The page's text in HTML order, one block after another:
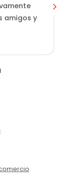
amigos y